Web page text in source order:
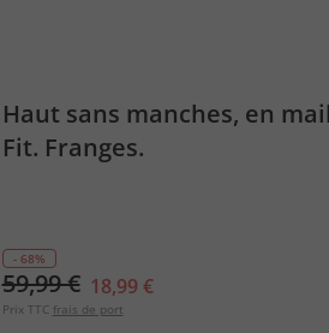
Haut sans manches, en
Fit. Franges.
- 68%
59,99 € 18,99 €
Prix TTC frais de port